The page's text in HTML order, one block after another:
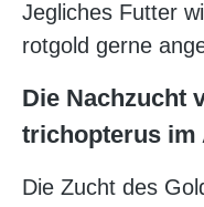
Jegliches Futter
rotgold gerne
Die Nachzucht
trichopterus im
Die Zucht des